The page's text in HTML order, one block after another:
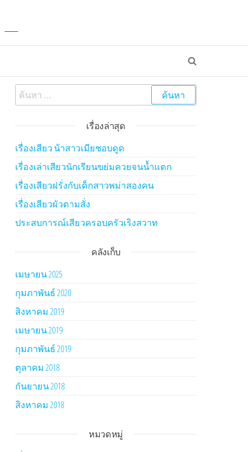
ค้นหาสำหรับ:
เรื่องล่าสุด
เรื่องเสียว น้าสาวเมียชอบดูด
เรื่องเล่าเสียวนักเรียนขย่มควยจนน้ำแตก
เรื่องเสียวฝรั่งกับเด็กสาวพม่าสองคน
เรื่องเสียวผัวตามสั่ง
ประสบการณ์เสียวครอบครัวเริงสวาท
คลังเก็บ
เมษายน 2025
กุมภาพันธ์ 2020
สิงหาคม 2019
เมษายน 2019
กุมภาพันธ์ 2019
ตุลาคม 2018
กันยายน 2018
สิงหาคม 2018
หมวดหมู่